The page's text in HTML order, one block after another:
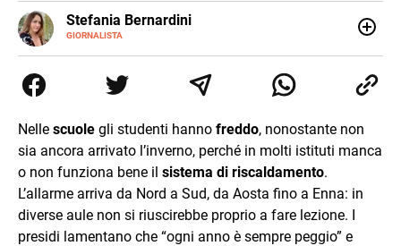
Stefania Bernardini
GIORNALISTA
E-
MAIL
Tv di cronaca, politica, scuola, economia e spettacolo. Ha
esperienze nella redazione di testate giornalistiche online
Nelle scuole gli studenti hanno freddo, nonostante non
sia ancora arrivato l’inverno, perché in molti istituti manca
o non funziona bene il sistema di riscaldamento.
L’allarme arriva da Nord a Sud, da Aosta fino a Enna: in
diverse aule non si riuscirebbe proprio a fare lezione. I
presidi lamentano che “ogni anno è sempre peggio” e